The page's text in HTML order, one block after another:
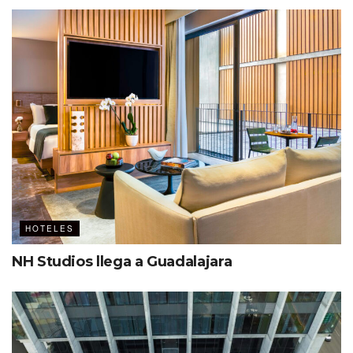
HOTELES
NH Studios llega a Guadalajara